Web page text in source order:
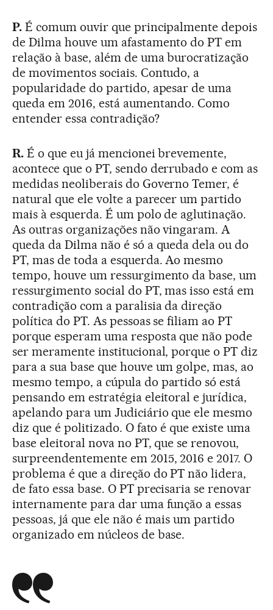
P.É comum ouvir que principalmente depois
de Dilma houve um afastamento do PT em
relação à base, além de uma burocratização
de movimentos sociais. Contudo, a
popularidade do partido, apesar de uma
queda em 2016, está aumentando. Como
entender essa contradição?
R.É o que eu já mencionei brevemente,
acontece que o PT, sendo derrubado e com as
medidas neoliberais do Governo Temer, é
natural que ele volte a parecer um partido
mais à esquerda. É um polo de aglutinação.
As outras organizações não vingaram. A
queda da Dilma não é só a queda dela ou do
PT, mas de toda a esquerda. Ao mesmo
tempo, houve um ressurgimento da base, um
ressurgimento social do PT, mas isso está em
contradição com a paralisia da direção
política do PT. As pessoas se filiam ao PT
porque esperam uma resposta que não pode
ser meramente institucional, porque o PT diz
para a sua base que houve um golpe, mas, ao
mesmo tempo, a cúpula do partido só está
pensando em estratégia eleitoral e jurídica,
apelando para um Judiciário que ele mesmo
diz que é politizado. O fato é que existe uma
base eleitoral nova no PT, que se renovou,
surpreendentemente em 2015, 2016 e 2017. O
problema é que a direção do PT não lidera,
de fato essa base. O PT precisaria se renovar
internamente para dar uma função a essas
pessoas, já que ele não é mais um partido
organizado em núcleos de base.